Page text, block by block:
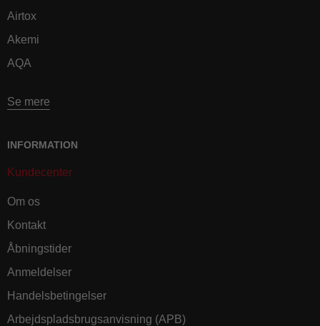
Airtox
Akemi
AQA
Se mere
INFORMATION
Kundecenter
Om os
Kontakt
Åbningstider
Anmeldelser
Handelsbetingelser
Arbejdspladsbrugsanvisning (APB)